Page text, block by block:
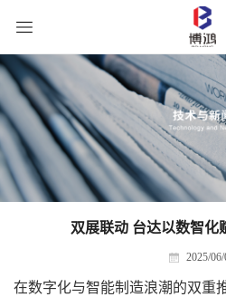
双展联动 台达以数智化
2025/
在数字化与智能制造浪潮的双重